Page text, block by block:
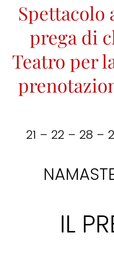
Spettacolo
prega di
Teatro per
21 – 22 – 28 –
IL